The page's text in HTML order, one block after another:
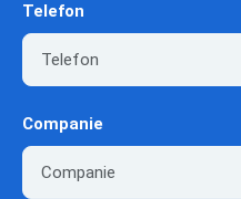
Telefon
Companie